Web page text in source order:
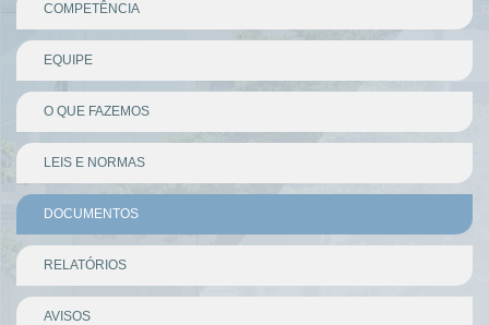
COMPETÊNCIA
EQUIPE
O QUE FAZEMOS
LEIS E NORMAS
DOCUMENTOS
RELATÓRIOS
AVISOS